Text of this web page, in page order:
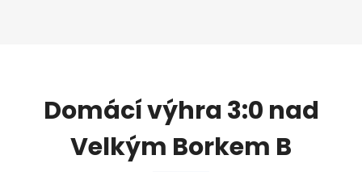
Domácí výhra 3:0 nad
Velkým Borkem B